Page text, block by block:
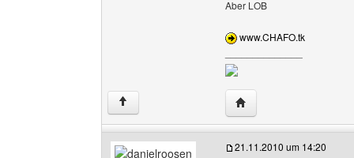
Aber LOB
www.CHAFO.tk
↑ Website dieses
21.11.2010 um 14:20